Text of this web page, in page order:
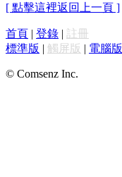
[ 點擊這裡返回上一頁 ]
首頁 | 登錄 | 註冊
標準版 | 觸屏版 | 電腦版
© Comsenz Inc.